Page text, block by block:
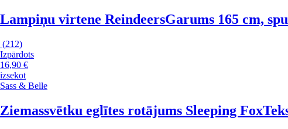
Lampiņu virtene ReindeersGarums 165 cm,
(212)
Izpārdots
16,90 €
izsekot
Sass & Belle
Ziemassvētku eglītes rotājums Sleeping Fox